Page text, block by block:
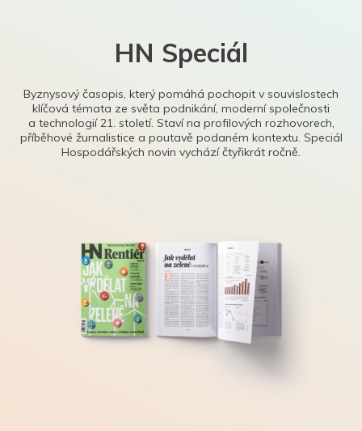
HN Speciál
Byznysový časopis, který pomáhá pochopit v souvislostech
klíčová témata ze světa podnikání, moderní společnosti
a technologií 21. století. Staví na profilových rozhovorech,
příběhové žurnalistice a poutavě podaném kontextu. Speciál
Hospodářských novin vychází čtyřikrát ročně.